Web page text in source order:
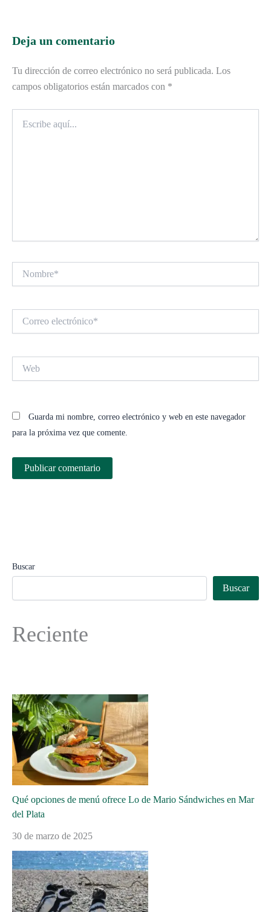
Deja un comentario
Tu dirección de correo electrónico no será publicada. Los
campos obligatorios están marcados con *
aquí...
electrónico*
Guarda mi nombre, correo electrónico y web en este navegador
para la próxima vez que comente.
Buscar
Buscar
Reciente
Qué opciones de menú ofrece Lo de Mario Sándwiches en Mar
del Plata
30 de marzo de 2025